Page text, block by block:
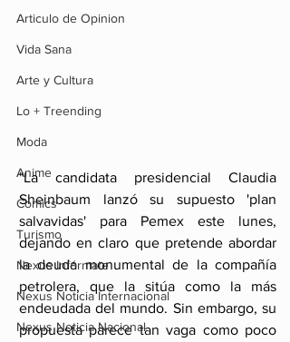
Articulo de Opinion
Vida Sana
Arte y Cultura
Lo + Treending
Moda
Anime
Comics
Turismo
Nexus Infórmate
Nexus Noticia Internacional
Nexus Noticia Nacional
"La candidata presidencial Claudia
Sheinbaum lanzó su supuesto 'plan
salvavidas' para Pemex este lunes,
dejando en claro que pretende abordar
la deuda monumental de la compañía
petrolera, que la sitúa como la más
endeudada del mundo. Sin embargo, su
propuesta parece tan vaga como poco